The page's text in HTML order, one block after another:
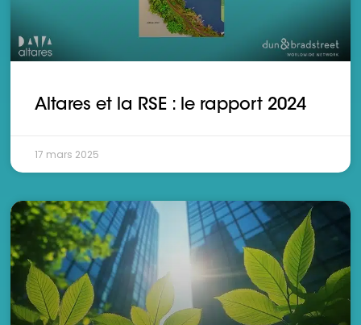
Altares et la RSE : le rapport 2024
17 mars 2025